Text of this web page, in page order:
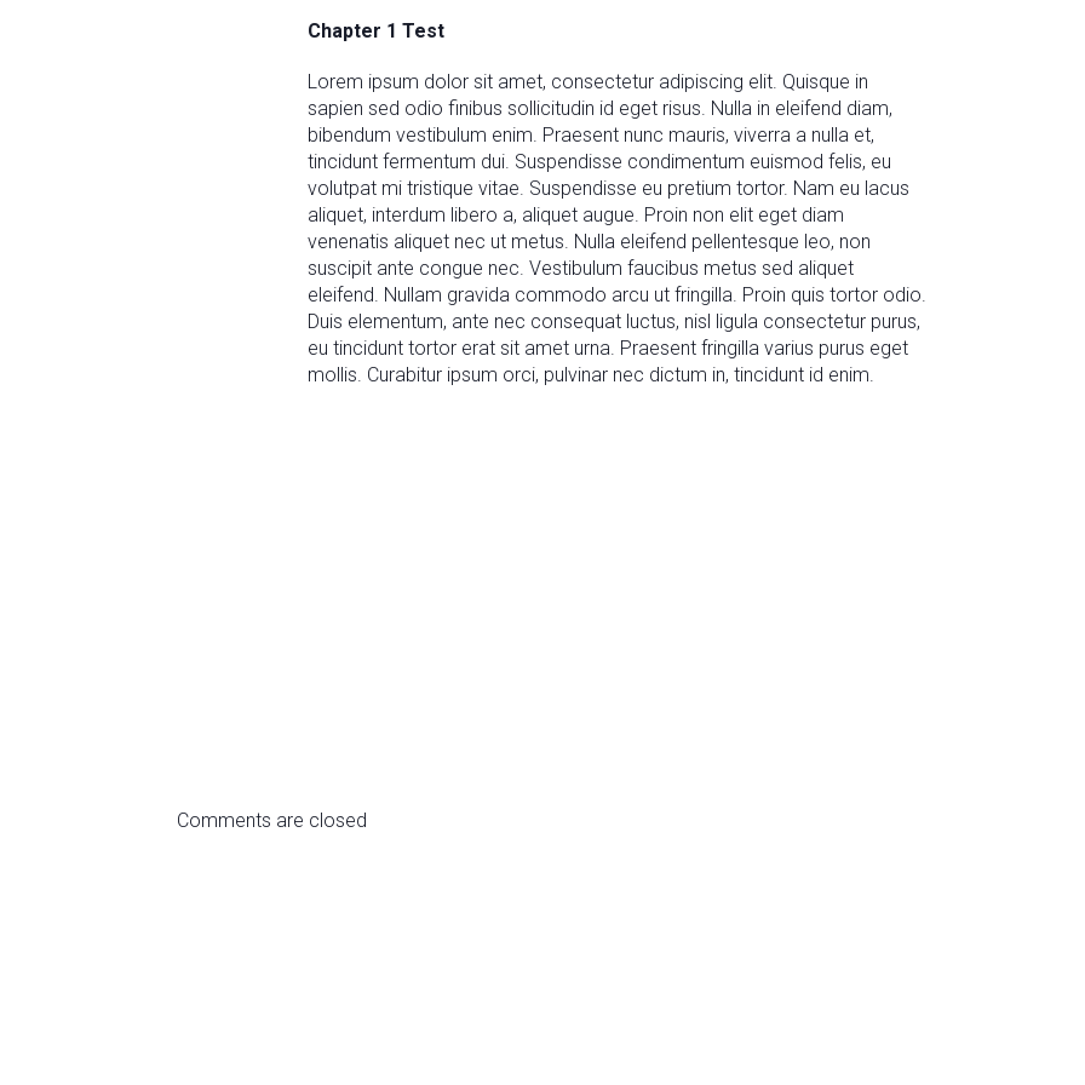
Chapter 1 Test
Lorem ipsum dolor sit amet, consectetur adipiscing elit. Quisque in
sapien sed odio finibus sollicitudin id eget risus. Nulla in eleifend diam,
bibendum vestibulum enim. Praesent nunc mauris, viverra a nulla et,
tincidunt fermentum dui. Suspendisse condimentum euismod felis, eu
volutpat mi tristique vitae. Suspendisse eu pretium tortor. Nam eu lacus
aliquet, interdum libero a, aliquet augue. Proin non elit eget diam
venenatis aliquet nec ut metus. Nulla eleifend pellentesque leo, non
suscipit ante congue nec. Vestibulum faucibus metus sed aliquet
eleifend. Nullam gravida commodo arcu ut fringilla. Proin quis tortor odio.
Duis elementum, ante nec consequat luctus, nisl ligula consectetur purus,
eu tincidunt tortor erat sit amet urna. Praesent fringilla varius purus eget
mollis. Curabitur ipsum orci, pulvinar nec dictum in, tincidunt id enim.
Comments are closed